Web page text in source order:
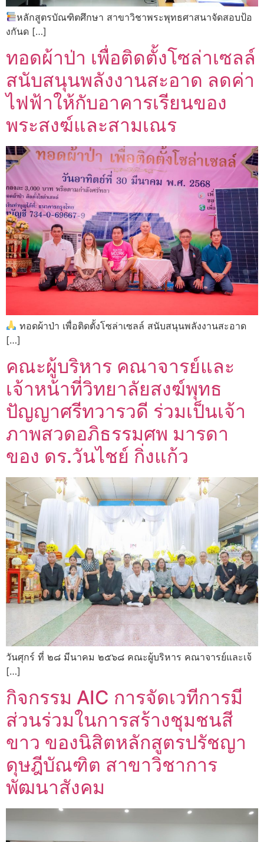
หลักสูตรบัณฑิตศึกษา สาขาวิชาพระพุทธศาสนาจัดสอบป้อ
งกันด […]
ทอดผ้าป่า เพื่อติดตั้งโซล่าเซลล์
สนับสนุนพลังงานสะอาด ลดค่า
ไฟฟ้าให้กับอาคารเรียนของ
พระสงฆ์และสามเณร
ทอดผ้าป่า เพื่อติดตั้งโซล่าเซลล์ สนับสนุนพลังงานสะอาด
[…]
คณะผู้บริหาร คณาจารย์และ
เจ้าหน้าที่วิทยาลัยสงฆ์พุทธ
ปัญญาศรีทวารวดี ร่วมเป็นเจ้า
ภาพสวดอภิธรรมศพ มารดา
ของ ดร.วันไชย์ กิ่งแก้ว
วันศุกร์ ที่ ๒๘ มีนาคม ๒๕๖๘ คณะผู้บริหาร คณาจารย์และเจ้
[…]
กิจกรรม AIC การจัดเวทีการมี
ส่วนร่วมในการสร้างชุมชนสี
ขาว ของนิสิตหลักสูตรปรัชญา
ดุษฎีบัณฑิต สาขาวิชาการ
พัฒนาสังคม